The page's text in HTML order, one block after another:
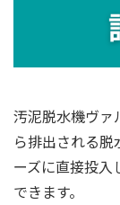
汚泥脱水機ヴァ
ら排出される脱
ーズに直接投入
できます。